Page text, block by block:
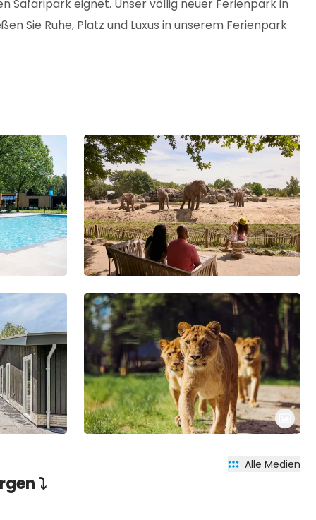
Safaripark eignet. Unser völlig neuer Ferienpark in
Sie Ruhe, Platz und Luxus in unserem Ferienpark
Alle Medien
⤵️